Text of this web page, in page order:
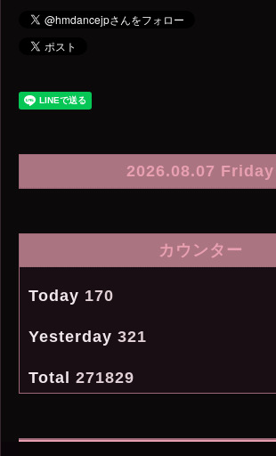
2026.08.07 Friday
カウンター
Today 170
Yesterday 321
Total 271829